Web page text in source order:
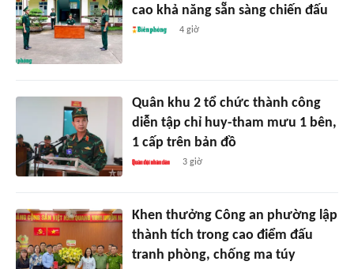
cao khả năng sẵn sàng chiến đấu
4 giờ
Quân khu 2 tổ chức thành công
diễn tập chỉ huy-tham mưu 1 bên,
1 cấp trên bản đồ
3 giờ
Khen thưởng Công an phường lập
thành tích trong cao điểm đấu
tranh phòng, chống ma túy